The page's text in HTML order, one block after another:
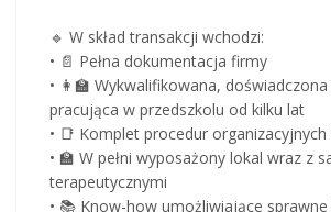
🔹 W skład transakcji wchodzi:
• 📄 Pełna dokumentacja firmy
• 👩‍🏫 Wykwalifikowana,
pracująca w przedszkolu od kilku lat
• 📑 Komplet procedur
• 🏫 W pełni wyposażony lokal wraz z
terapeutycznymi
• 📚 Know-how umożliwiające sprawne